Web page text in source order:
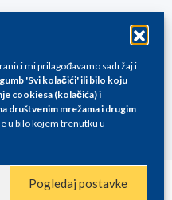
mi prilagođavamo sadržaj i
'Svi kolačići' ili bilo koju
cookiesa (kolačića) i
društvenim mrežama i drugim
u bilo kojem trenutku u
Pogledaj postavke
a
i mogu
su svi
cijena.